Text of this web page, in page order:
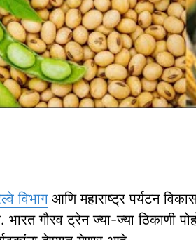
विभागआणि महाराष्ट्र पर्यटन
गौरव ट्रेन ज्या-ज्या ठिकाणी